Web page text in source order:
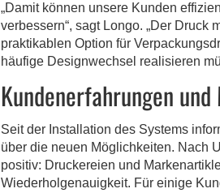
„Damit können unsere Kunden
verbessern“, sagt Longo. „Der Druck
praktikablen Option für
häufige Designwechsel realisieren
Kundenerfahrungen
Seit der Installation des Systems
über die neuen Möglichkeiten. Nach
positiv: Druckereien und
Wiederholgenauigkeit. Für einige